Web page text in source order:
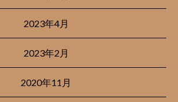
2023年4月
2023年2月
2020年11月